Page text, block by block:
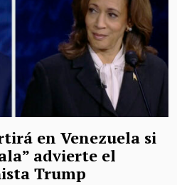
en Venezuela si
advierte el
Trump